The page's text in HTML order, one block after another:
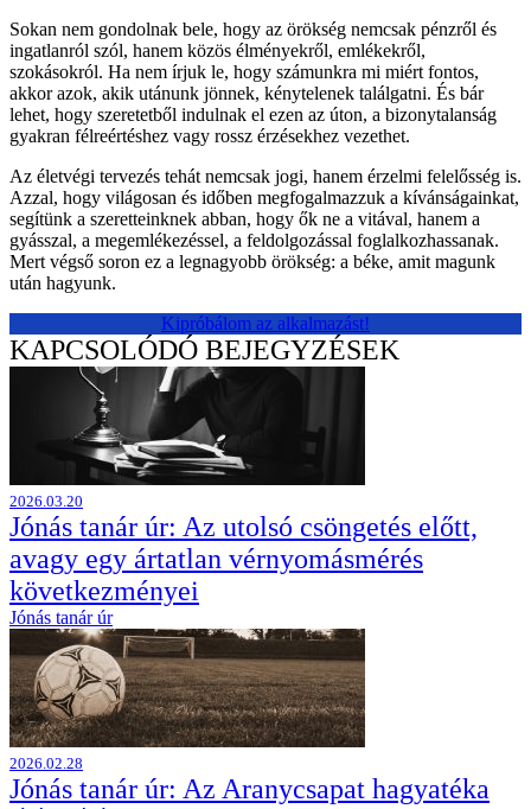
Sokan nem gondolnak bele, hogy az örökség nemcsak pénzről és
ingatlanról szól, hanem közös élményekről, emlékekről,
szokásokról. Ha nem írjuk le, hogy számunkra mi miért fontos,
akkor azok, akik utánunk jönnek, kénytelenek találgatni. És bár
lehet, hogy szeretetből indulnak el ezen az úton, a bizonytalanság
gyakran félreértéshez vagy rossz érzésekhez vezethet.
Az életvégi tervezés tehát nemcsak jogi, hanem érzelmi felelősség is.
Azzal, hogy világosan és időben megfogalmazzuk a kívánságainkat,
segítünk a szeretteinknek abban, hogy ők ne a vitával, hanem a
gyásszal, a megemlékezéssel, a feldolgozással foglalkozhassanak.
Mert végső soron ez a legnagyobb örökség: a béke, amit magunk
után hagyunk.
Kipróbálom az alkalmazást!
KAPCSOLÓDÓ BEJEGYZÉSEK
2026.03.20
Jónás tanár úr: Az utolsó csöngetés előtt,
avagy egy ártatlan vérnyomásmérés
következményei
Jónás tanár úr
2026.02.28
Jónás tanár úr: Az Aranycsapat hagyatéka